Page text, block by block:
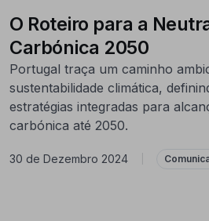
O Roteiro para a
Carbónica 2050
Portugal traça um caminho
sustentabilidade climática,
estratégias integradas para
carbónica até 2050.
30 de Dezembro 2024